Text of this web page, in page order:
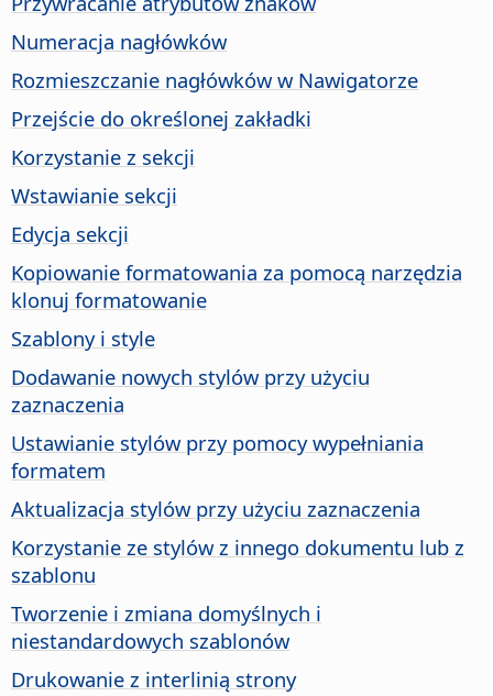
Numeracja nagłówków
Rozmieszczanie nagłówków w Nawigatorze
Przejście do określonej zakładki
Korzystanie z sekcji
Wstawianie sekcji
Edycja sekcji
Kopiowanie formatowania za pomocą narzędzia
klonuj formatowanie
Szablony i style
Dodawanie nowych stylów przy użyciu
zaznaczenia
Ustawianie stylów przy pomocy wypełniania
formatem
Aktualizacja stylów przy użyciu zaznaczenia
Korzystanie ze stylów z innego dokumentu lub z
szablonu
Tworzenie i zmiana domyślnych i
niestandardowych szablonów
Drukowanie z interlinią strony